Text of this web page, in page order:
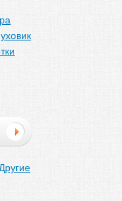
Другие